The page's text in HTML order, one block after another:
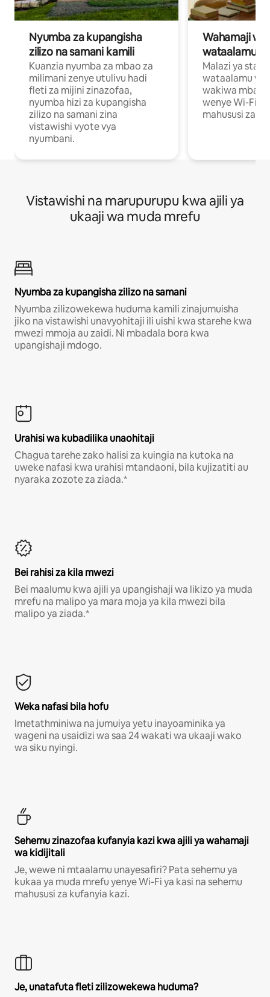
Nyumba za kupangisha
zilizo na samani kamili
Kuanzia nyumba za mbao za
milimani zenye utulivu hadi
fleti za mijini zinazofaa,
nyumba hizi za kupangisha
zilizo na samani zina
vistawishi vyote vya
nyumbani.
Wahamaji
wataalamu
Malazi ya
wataalamu
wakiwa mbali
wenye Wi-Fi
mahususi za
Vistawishi na marupurupu kwa ajili ya
ukaaji wa muda mrefu
Nyumba za kupangisha zilizo na samani
Nyumba zilizowekewa huduma kamili zinajumuisha
jiko na vistawishi unavyohitaji ili uishi kwa starehe kwa
mwezi mmoja au zaidi. Ni mbadala bora kwa
upangishaji mdogo.
Urahisi wa kubadilika unaohitaji
Chagua tarehe zako halisi za kuingia na kutoka na
uweke nafasi kwa urahisi mtandaoni, bila kujizatiti au
nyaraka zozote za ziada.*
Bei rahisi za kila mwezi
Bei maalumu kwa ajili ya upangishaji wa likizo ya muda
mrefu na malipo ya mara moja ya kila mwezi bila
malipo ya ziada.*
Weka nafasi bila hofu
Imetathminiwa na jumuiya yetu inayoaminika ya
wageni na usaidizi wa saa 24 wakati wa ukaaji wako
wa siku nyingi.
Sehemu zinazofaa kufanyia kazi kwa ajili ya wahamaji
wa kidijitali
Je, wewe ni mtaalamu unayesafiri? Pata sehemu ya
kukaa ya muda mrefu yenye Wi-Fi ya kasi na sehemu
mahususi za kufanyia kazi.
Je, unatafuta fleti zilizowekewa huduma?